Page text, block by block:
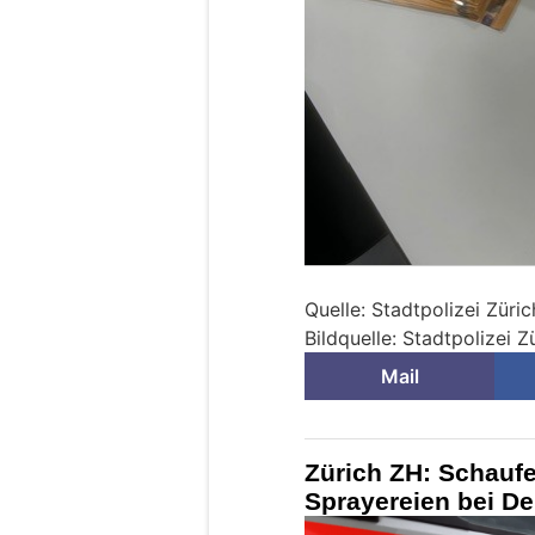
Quelle: Stadtpolizei
Bildquelle: Stadtpolizei
Mail
Zürich ZH:
Sprayereien bei